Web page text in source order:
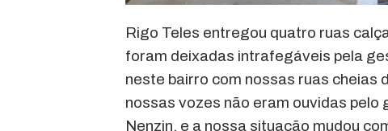
Rigo Teles entregou quatro ruas
foram deixadas intrafegáveis pela
neste bairro com nossas ruas
nossas vozes não eram ouvidas pelo
Nenzin, e a nossa situação mudou